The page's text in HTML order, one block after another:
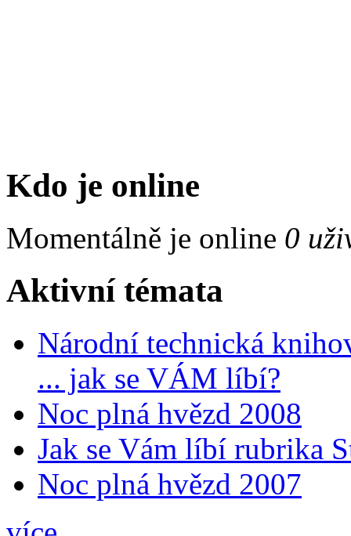
Kdo je online
Momentálně je online 0
Aktivní témata
Národní technická
... jak se VÁM líbí?
Noc plná hvězd 2008
Jak se Vám líbí rubrika
Noc plná hvězd 2007